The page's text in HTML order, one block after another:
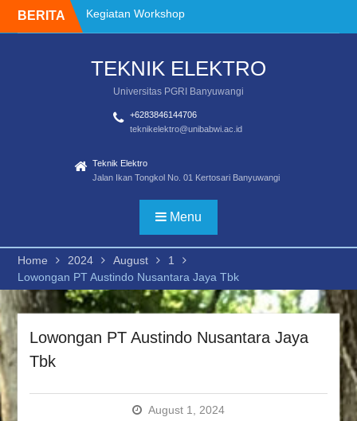
BERITA
Alur Pendaftaran PKL
Tawaran Program
Tahun 2024
MERDEKA BELAJAR –
KAMPUS MERDEKA
FAKULTAS TEKNIK TAHUN
Pembekalan dan
pelepasan Mahasiswa
Merdeka Belajar Kampus
Merdeka 2024
Kegiatan Workshop
Penggunaan instrumen
Kegiatan Workshop
TEKNIK ELEKTRO
Universitas PGRI Banyuwangi
+6283846144706
teknikelektro@unibabwi.ac.id
Teknik Elektro
Jalan Ikan Tongkol No. 01 Kertosari Banyuwangi
Menu
Home 2024 August
1
Lowongan PT Austindo Nusantara Jaya Tbk
Lowongan PT Austindo Nusantara Jaya
Tbk
August 1, 2024